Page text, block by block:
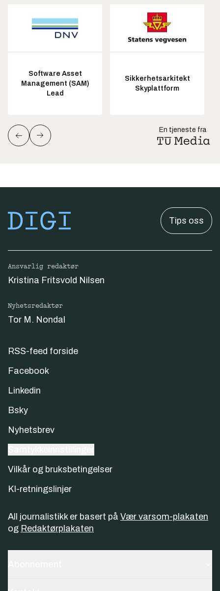
Software Asset
Management (SAM)
Lead
Sikkerhetsarkitekt
Skyplattform
En tjeneste fra
Tips oss
Ansvarlig redaktør
Kristina Fritsvold Nilsen
Nyhetsredaktør
Tor M. Nondal
RSS-feed forside
Facebook
Linkedin
Bsky
Nyhetsbrev
Vilkår og bruksbetingelser
KI-retningslinjer
All journalistikk er basert på Vær varsom-plakaten
og Redaktørplakaten